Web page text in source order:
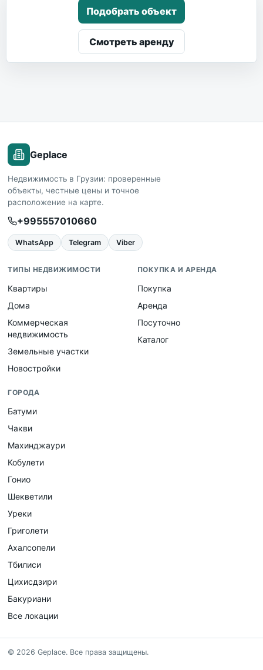
Подобрать объект
Смотреть аренду
Geplace
Недвижимость в Грузии: проверенные
объекты, честные цены и точное
расположение на карте.
+995557010660
WhatsApp Telegram Viber
ТИПЫ НЕДВИЖИМОСТИ
Квартиры
Дома
Коммерческая
недвижимость
Земельные участки
Новостройки
ПОКУПКА И АРЕНДА
Покупка
Аренда
Посуточно
Каталог
ГОРОДА
Батуми
Чакви
Махинджаури
Кобулети
Гонио
Шекветили
Уреки
Григолети
Ахалсопели
Тбилиси
Цихисдзири
Бакуриани
Все локации
© 2026 Geplace. Все права защищены.